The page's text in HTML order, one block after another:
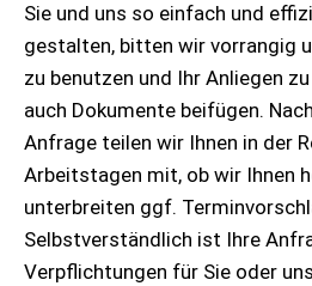
Sie und uns so einfach und
gestalten, bitten wir vorrangig
zu benutzen und Ihr Anliegen
auch Dokumente beifügen.
Anfrage teilen wir Ihnen in der
Arbeitstagen mit, ob wir Ihnen
unterbreiten ggf.
Selbstverständlich ist Ihre
Verpflichtungen für Sie oder